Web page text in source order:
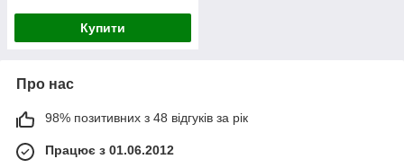
Купити
Про нас
98% позитивних з 48 відгуків за рік
Працює з 01.06.2012